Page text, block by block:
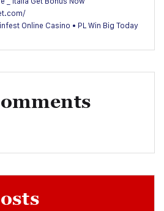
Online Casino • PL Win Big Today